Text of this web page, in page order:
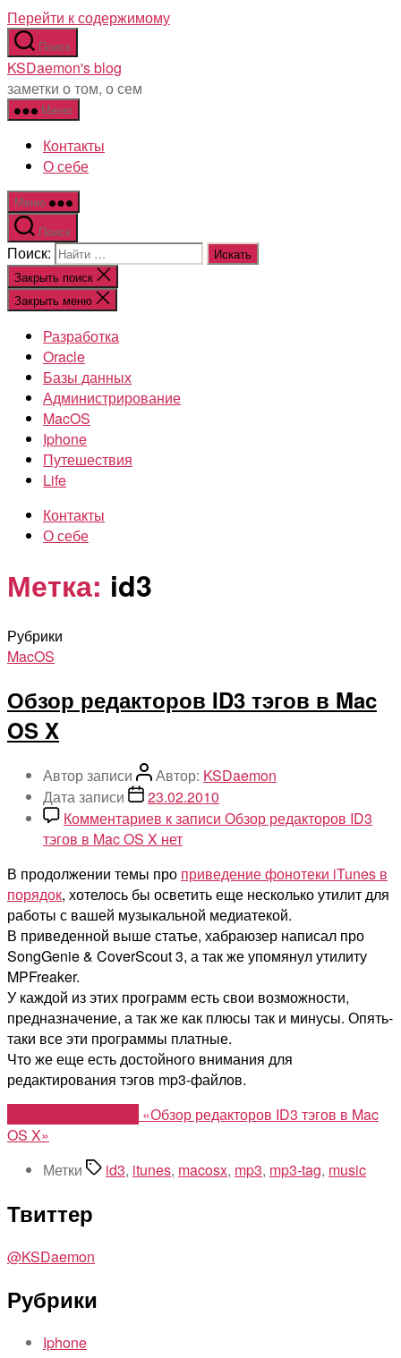
Перейти к содержимому
Поиск
KSDaemon's blog
заметки о том, о сем
Меню
Контакты
О себе
Меню
Поиск
Поиск:
Закрыть поиск
Закрыть меню
Разработка
Oracle
Базы данных
Администрирование
MacOS
Iphone
Путешествия
Life
Контакты
О себе
Метка: id3
Рубрики
MacOS
Обзор редакторов ID3 тэгов в Mac
OS X
Автор записи Автор: KSDaemon
Дата записи
23.02.2010
Комментариев к записи Обзор редакторов ID3
тэгов в Mac OS X нет
В продолжении темы про приведение фонотеки iTunes в
порядок, хотелось бы осветить еще несколько утилит для
работы с вашей музыкальной медиатекой.
В приведенной выше статье, хабраюзер написал про
SongGenie & CoverScout 3, а так же упомянул утилиту
MPFreaker.
У каждой из этих программ есть свои возможности,
предназначение, а так же как плюсы так и минусы. Опять-
таки все эти программы платные.
Что же еще есть достойного внимания для
редактирования тэгов mp3-файлов.
«Обзор редакторов ID3 тэгов в Mac
OS X»
Метки
id3, itunes, macosx, mp3, mp3-tag, music
Твиттер
@KSDaemon
Рубрики
Iphone